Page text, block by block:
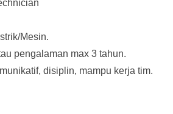
Mesin.
pengalaman max 3 tahun.
disiplin, mampu kerja tim.